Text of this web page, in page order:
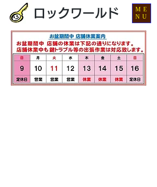
ロックワールド
ME
NU